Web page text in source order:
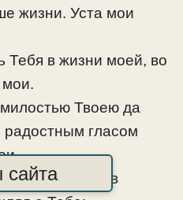
жизни. Уста мои
Тебя в жизни моей, во
мои.
Твоею да
гласом
моей, в